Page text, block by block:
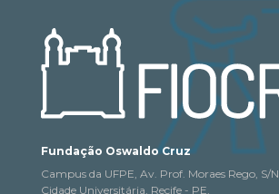
Fundação Oswaldo Cruz
Campus da UFPE, Av. Prof. Moraes Rego, S/N
Cidade Universitária, Recife - PE,